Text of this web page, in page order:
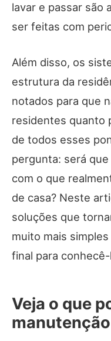
lavar e passar são
ser feitas com
Além disso, os
estrutura da
notados para que
residentes quanto
de todos esses
pergunta: será
com o que
de casa? Neste
soluções que
muito mais
final para conhecê-
Veja o que